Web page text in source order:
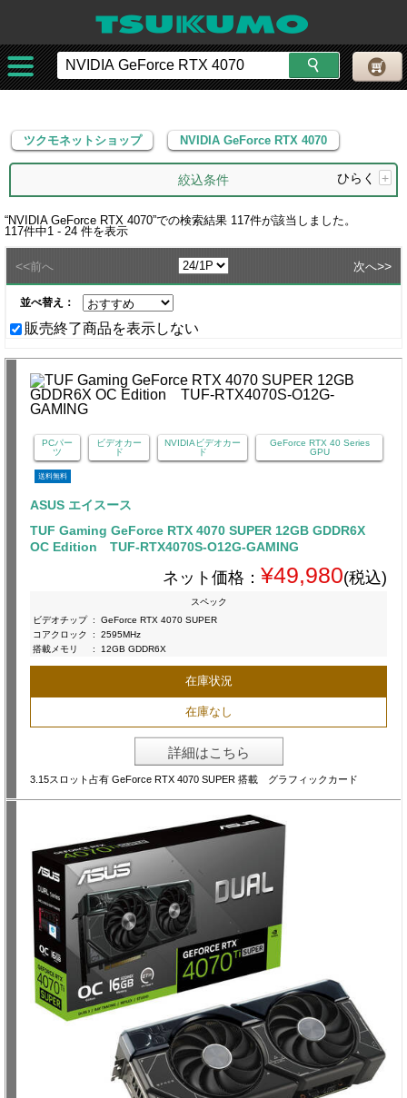
ツクモネットショップ NVIDIA GeForce RTX 4070
ツクモネットショップ NVIDIA GeForce RTX 4070
絞込条件 ひらく +
“NVIDIA GeForce RTX 4070”での検索結果 117件が該当しました。
117件中1 - 24 件を表示
<<前へ 次へ>>
並べ替え：
販売終了商品を表示しない
PCパー
ツ
ビデオカー
ド
NVIDIAビデオカー
ド
GeForce RTX 40 Series
GPU
送料無料
ASUS エイスース
TUF Gaming GeForce RTX 4070 SUPER 12GB GDDR6X
OC Edition TUF-RTX4070S-O12G-GAMING
ネット価格： ¥49,980(税込)
スペック
ビデオチップ :
GeForce RTX 4070 SUPER
コアクロック
:
2595MHz
搭載メモリ
: 12GB GDDR6X
在庫状況
在庫なし
詳細はこちら
3.15スロット占有 GeForce RTX 4070 SUPER 搭載 グラフィックカード